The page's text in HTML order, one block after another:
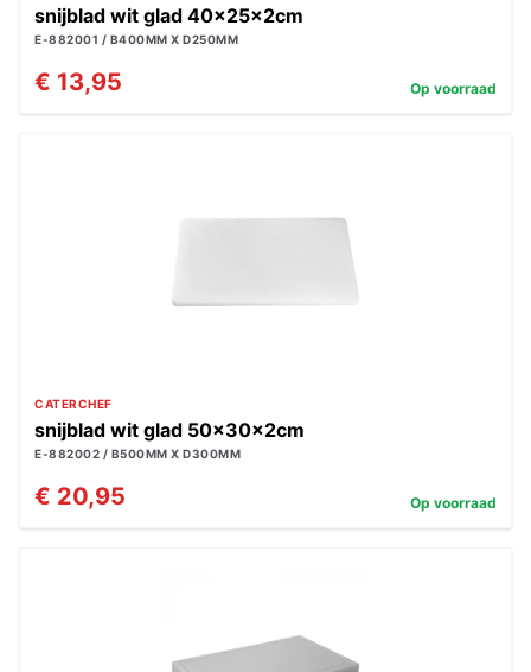
snijblad wit glad 40x25x2cm
E-882001 / B400MM X D250MM
€ 13,95 Op voorraad
CATERCHEF
snijblad wit glad 50x30x2cm
E-882002 / B500MM X D300MM
€ 20,95 Op voorraad